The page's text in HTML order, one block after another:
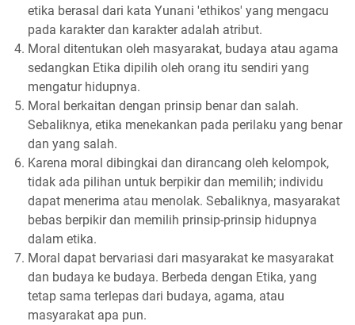
etika berasal dari kata Yunani 'ethikos' yang mengacu
pada karakter dan karakter adalah atribut.
Moral ditentukan oleh masyarakat, budaya atau agama
sedangkan Etika dipilih oleh orang itu sendiri yang
mengatur hidupnya.
Moral berkaitan dengan prinsip benar dan salah.
Sebaliknya, etika menekankan pada perilaku yang benar
dan yang salah.
Karena moral dibingkai dan dirancang oleh kelompok,
tidak ada pilihan untuk berpikir dan memilih; individu
dapat menerima atau menolak. Sebaliknya, masyarakat
bebas berpikir dan memilih prinsip-prinsip hidupnya
dalam etika.
Moral dapat bervariasi dari masyarakat ke masyarakat
dan budaya ke budaya. Berbeda dengan Etika, yang
tetap sama terlepas dari budaya, agama, atau
masyarakat apa pun.